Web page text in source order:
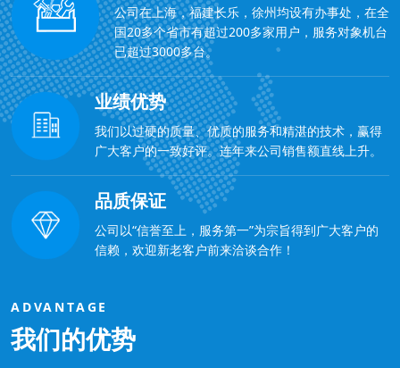
公司在上海，福建长乐，徐州均设有办事处，在全
国20多个省市有超过200多家用户，服务对象机台
已超过3000多台。
业绩优势
我们以过硬的质量、优质的服务和精湛的技术，赢得
广大客户的一致好评。连年来公司销售额直线上升。
品质保证
公司以“信誉至上，服务第一”为宗旨得到广大客户的
信赖，欢迎新老客户前来洽谈合作！
ADVANTAGE
我们的优势